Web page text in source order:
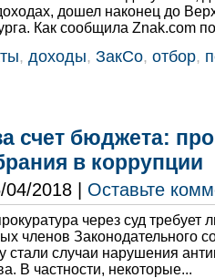
дошел наконец до
Как сообщила Znak.com
, доходы, ЗакСо, отбор,
счет бюджета:
в коррупции
04/2018 | Оставьте
через суд требует
членов Законодательного
стали случаи нарушения
В частности, некоторые...